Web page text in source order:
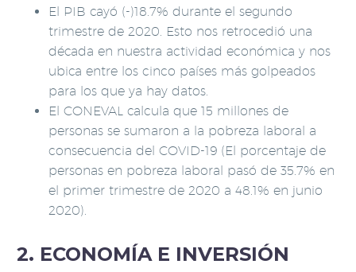
El PIB cayó (-)18.7% durante el segundo
trimestre de 2020. Esto nos retrocedió una
década en nuestra actividad económica y nos
ubica entre los cinco países más golpeados
para los que ya hay datos.
El CONEVAL calcula que 15 millones de
personas se sumaron a la pobreza laboral a
consecuencia del COVID-19 (El porcentaje de
personas en pobreza laboral pasó de 35.7% en
el primer trimestre de 2020 a 48.1% en junio
2020).
2. ECONOMÍA E INVERSIÓN